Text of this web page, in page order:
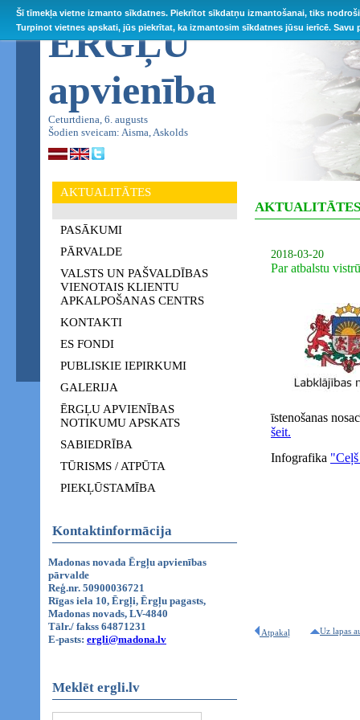
Šī tīmekļa vietne izmanto sīkdatnes. Piekrītot sīkdatņu izmantošanai, tiks
Turpinot vietnes apskati, jūs piekrītat, ka izmantosim sīkdatnes jūsu ierīcē.
ĒRGĻU
apvienība
Ceturtdiena, 6. augusts
Šodien sveicam: Aisma, Askolds
AKTUALITĀTES
PASĀKUMI
PĀRVALDE
VALSTS UN PAŠVALDĪBAS
VIENOTAIS KLIENTU
APKALPOŠANAS CENTRS
KONTAKTI
ES FONDI
PUBLISKIE IEPIRKUMI
GALERIJA
ĒRGĻU APVIENĪBAS
NOTIKUMU APSKATS
SABIEDRĪBA
TŪRISMS / ATPŪTA
PIEKĻŪSTAMĪBA
Kontaktinformācija
Madonas novada Ērgļu apvienības
pārvalde
Reģ.nr. 50900036721
Rīgas iela 10, Ērgļi, Ērgļu pagasts,
Madonas novads, LV-4840
Tālr./ fakss 64871231
E-pasts: ergli@madona.lv
Meklēt ergli.lv
AKTUALITĀTES
2018-03-20
Par atbalstu
īstenošanas
šeit.
Infografika
Atpakaļ Uz lapas